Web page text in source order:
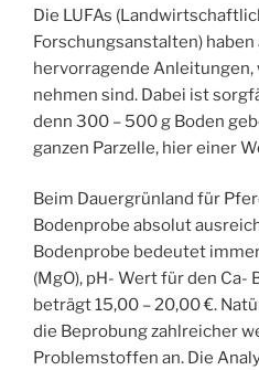
Die LUFAs
Forschungsanstalten)
hervorragende Anleitungen,
nehmen sind. Dabei ist
denn 300 – 500 g Boden
ganzen Parzelle, hier einer
Beim Dauergrünland für
Bodenprobe absolut
Bodenprobe bedeutet
(MgO), pH- Wert für den Ca-
beträgt 15,00 – 20,00 €.
die Beprobung zahlreicher
Problemstoffen an. Die